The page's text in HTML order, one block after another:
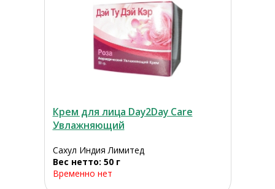
Крем для лица Day2Day Care
Увлажняющий
Сахул Индия Лимитед
Вес нетто: 50 г
Временно нет